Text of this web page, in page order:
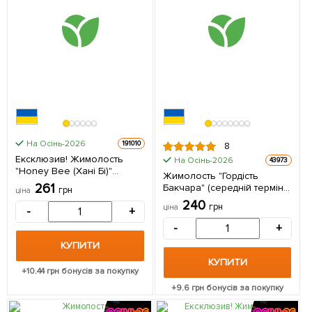
На Осінь-2026 191010
Ексклюзив! Жимолость
"Honey Bee (Хані Бі)"
(високоурожайний,
великоплідний сорт) 1
однорічний саджанець в
упаковці
ціна 261 грн
- +
КУПИТИ
+10.44грн бонусів за покупку
8
На Осінь-2026 43973
Жимолость "Гордість
Бакчара" (середній термін
дозрівання, великоплідний
сорт) 1 саджанець в
ціна 240 грн
- +
КУПИТИ
+9.6 грн бонусів за покупку